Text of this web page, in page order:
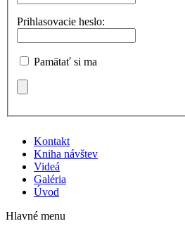
Prihlasovacie heslo:
Pamätať si ma
Kontakt
Kniha návštev
Videá
Galéria
Úvod
Hlavné menu